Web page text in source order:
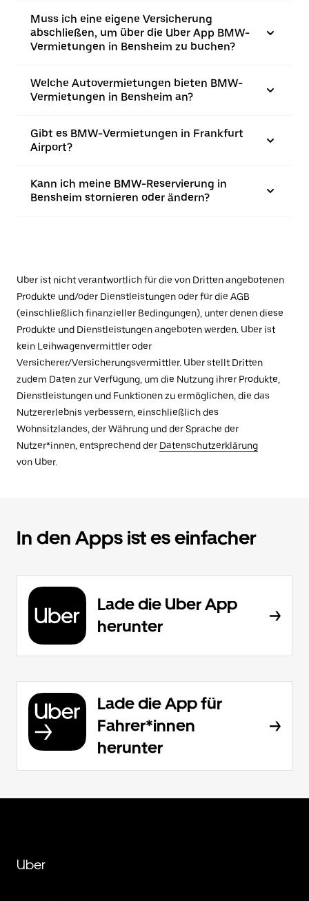
Muss ich eine eigene Versicherung
abschließen, um über die Uber App BMW-
Vermietungen in Bensheim zu buchen?
Welche Autovermietungen bieten BMW-
Vermietungen in Bensheim an?
Gibt es BMW-Vermietungen in Frankfurt
Airport?
Kann ich meine BMW-Reservierung in
Bensheim stornieren oder ändern?
Uber ist nicht verantwortlich für die von Dritten angebotenen
Produkte und/oder Dienstleistungen oder für die AGB
(einschließlich finanzieller Bedingungen), unter denen diese
Produkte und Dienstleistungen angeboten werden. Uber ist
kein Leihwagenvermittler oder
Versicherer/Versicherungsvermittler. Uber stellt Dritten
zudem Daten zur Verfügung, um die Nutzung ihrer Produkte,
Dienstleistungen und Funktionen zu ermöglichen, die das
Nutzererlebnis verbessern, einschließlich des
Wohnsitzlandes, der Währung und der Sprache der
Nutzer*innen, entsprechend der Datenschutzerklärung
von Uber.
In den Apps ist es einfacher
Lade die Uber App
herunter
Lade die App für
Fahrer*innen
herunter
Uber